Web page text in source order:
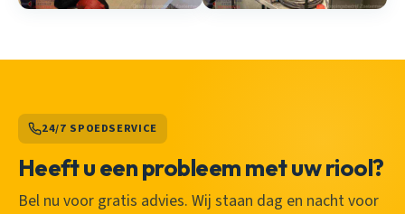
24/7 SPOEDSERVICE
Heeft u een probleem met uw riool?
Bel nu voor gratis advies. Wij staan dag en nacht voor